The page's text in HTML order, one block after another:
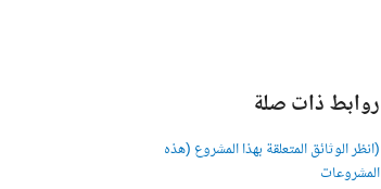
روابط ذات صلة
(انظر الوثائق المتعلقة بهذا المشروع (هذه
المشروعات